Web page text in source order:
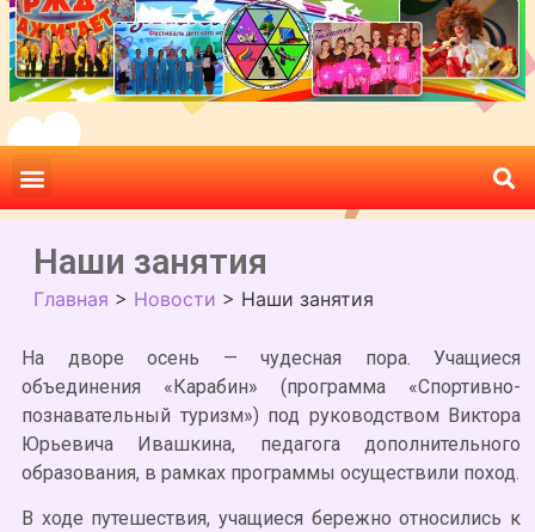
Наши занятия
Главная > Новости > Наши занятия
На дворе осень — чудесная пора. Учащиеся
объединения «Карабин» (программа «Спортивно-
познавательный туризм») под руководством Виктора
Юрьевича Ивашкина, педагога дополнительного
образования, в рамках программы осуществили поход.
В ходе путешествия, учащиеся бережно относились к